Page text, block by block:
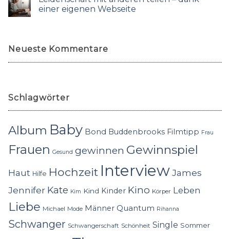
einer eigenen Webseite
Neueste Kommentare
Schlagwörter
Album Baby Bond Buddenbrooks Filmtipp Frau
Frauen Gesund gewinnen Gewinnspiel
Haut Hilfe Hochzeit InterviewJames
Jennifer Kate Kim Kind Kinder Kino Körper Leben
Liebe Michael Mode Männer Quantum Rihanna
Schwanger Schwangerschaft Schönheit Single Sommer